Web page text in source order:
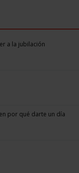
a la jubilación
por qué darte un día